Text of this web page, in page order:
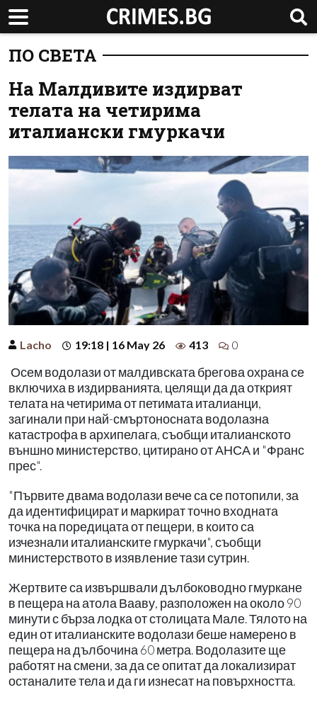
ПО СВЕТА
На Малдивите издирват
телата на четирима
италиански гмуркачи
Lacho 19:18 | 16 May 26 413 0
Осем водолази от малдивската брегова охрана се
включиха в издирванията, целящи да да открият
телата на четирима от петимата италианци,
загинали при най-смъртоносната водолазна
катастрофа в архипелага, съобщи италианското
външно министерство, цитирано от АНСА и "Франс
прес".
"Първите двама водолази вече са се потопили, за
да идентифицират и маркират точно входната
точка на поредицата от пещери, в които са
изчезнали италианските гмуркачи", съобщи
министерството в изявление тази сутрин.
Жертвите са извършвали дълбоководно гмуркане
в пещера на атола Вааву, разположен на около 90
минути с бърза лодка от столицата Мале. Тялото на
един от италианските водолази беше намерено в
пещера на дълбочина 60 метра. Водолазите ще
работят на смени, за да се опитат да локализират
останалите тела и да ги изнесат на повърхността.